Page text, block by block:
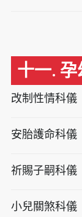
十一.
改制性情科儀
安胎護命科儀
祈賜子嗣科儀
小兒關煞科儀